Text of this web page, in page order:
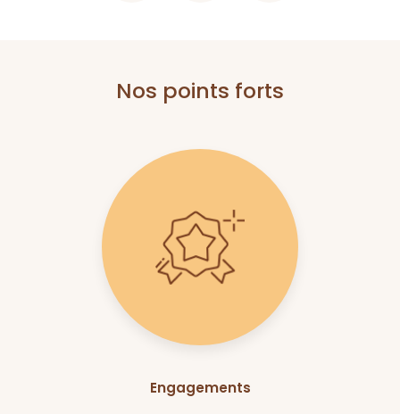
Nos points forts
Engagements